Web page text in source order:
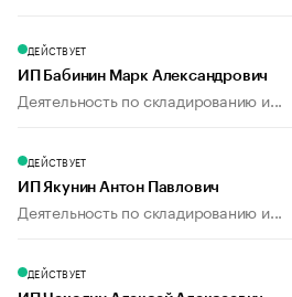
ДЕЙСТВУЕТ
ИП Бабинин Марк Александрович
Деятельность по складированию и...
ДЕЙСТВУЕТ
ИП Якунин Антон Павлович
Деятельность по складированию и...
ДЕЙСТВУЕТ